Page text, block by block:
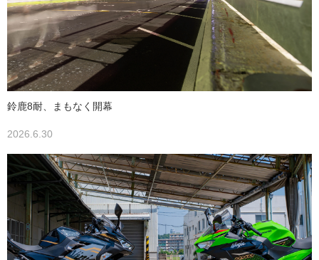
鈴鹿8耐、まもなく開幕
2026.6.30